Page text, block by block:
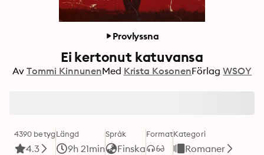
Provlyssna
Ei kertonut katuvansa
Av Tommi KinnunenMed Krista KosonenFörlag WSOY
4390 betyg
4.3
Längd
9h 21min
Språk
Finska
FormatKategori
Romaner